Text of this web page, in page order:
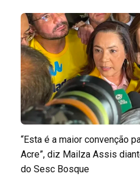
“Esta é a maior convenção
Acre”, diz Mailza Assis
do Sesc Bosque